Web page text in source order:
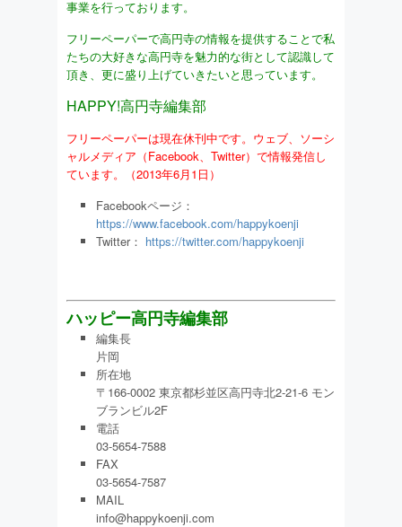
事業を行っております。
フリーペーパーで高円寺の情報を提供することで私
たちの大好きな高円寺を魅力的な街として認識して
頂き、更に盛り上げていきたいと思っています。
HAPPY!高円寺編集部
フリーペーパーは現在休刊中です。ウェブ、ソーシ
ャルメディア（Facebook、Twitter）で情報発信し
ています。（2013年6月1日）
Facebookページ：
https://www.facebook.com/happykoenji
Twitter： https://twitter.com/happykoenji
ハッピー高円寺編集部
編集長
片岡
所在地
〒166-0002 東京都杉並区高円寺北2-21-6 モン
ブランビル2F
電話
03-5654-7588
FAX
03-5654-7587
MAIL
info@happykoenji.com